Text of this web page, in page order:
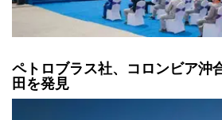
ペトロブラス社、コロンビア沖
田を発見